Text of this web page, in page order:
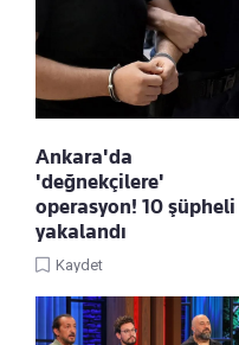
Ankara'da
'değnekçilere'
operasyon! 10 şüpheli
yakalandı
Kaydet